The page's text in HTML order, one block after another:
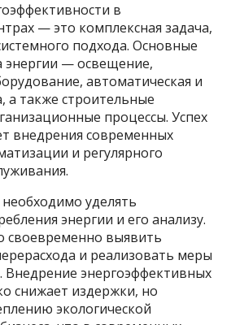
в
— это комплексная задача,
подхода. Основные
энергии — освещение,
автоматическая и
а также строительные
процессы. Успех
внедрения современных
и регулярного
уделять
энергии и его анализу.
своевременно выявить
и реализовать меры
Внедрение энергоэффективных
снижает издержки, но
экологической